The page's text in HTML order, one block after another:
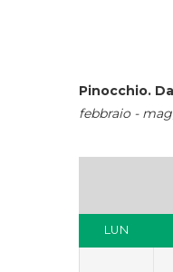
Pinocchio.
febbraio -
LUN